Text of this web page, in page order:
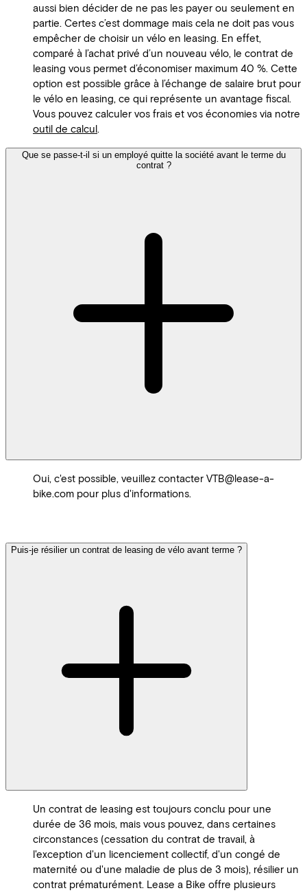
aussi bien décider de ne pas les payer ou seulement en
partie. Certes c’est dommage mais cela ne doit pas vous
empêcher de choisir un vélo en leasing. En effet,
comparé à l’achat privé d’un nouveau vélo, le contrat de
leasing vous permet d’économiser maximum 40 %. Cette
option est possible grâce à l’échange de salaire brut pour
le vélo en leasing, ce qui représente un avantage fiscal.
Vous pouvez calculer vos frais et vos économies via notre
outil de calcul.
Que se passe-t-il si un employé quitte la société avant le terme du
contrat ?
Oui, c'est possible, veuillez contacter VTB@lease-a-
bike.com pour plus d'informations.
Puis-je résilier un contrat de leasing de vélo avant terme ?
Un contrat de leasing est toujours conclu pour une
durée de 36 mois, mais vous pouvez, dans certaines
circonstances (cessation du contrat de travail, à
l'exception d'un licenciement collectif, d'un congé de
maternité ou d'une maladie de plus de 3 mois), résilier un
contrat prématurément. Lease a Bike offre plusieurs